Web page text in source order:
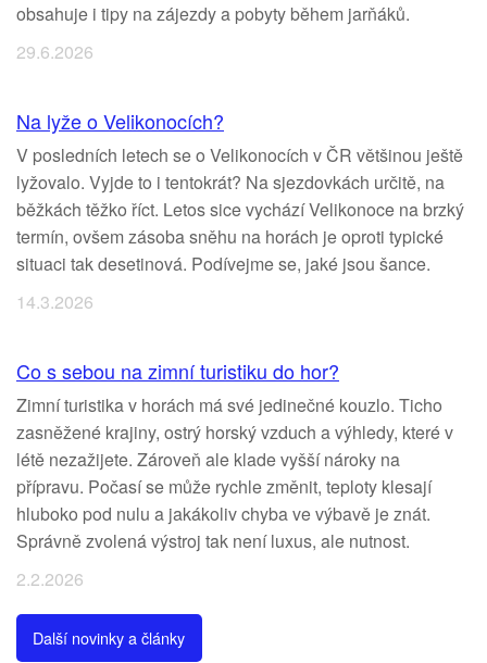
obsahuje i tipy na zájezdy a pobyty během jarňáků.
29.6.2026
Na lyže o Velikonocích?
V posledních letech se o Velikonocích v ČR většinou ještě
lyžovalo. Vyjde to i tentokrát? Na sjezdovkách určitě, na
běžkách těžko říct. Letos sice vychází Velikonoce na brzký
termín, ovšem zásoba sněhu na horách je oproti typické
situaci tak desetinová. Podívejme se, jaké jsou šance.
14.3.2026
Co s sebou na zimní turistiku do hor?
Zimní turistika v horách má své jedinečné kouzlo. Ticho
zasněžené krajiny, ostrý horský vzduch a výhledy, které v
létě nezažijete. Zároveň ale klade vyšší nároky na
přípravu. Počasí se může rychle změnit, teploty klesají
hluboko pod nulu a jakákoliv chyba ve výbavě je znát.
Správně zvolená výstroj tak není luxus, ale nutnost.
2.2.2026
Další novinky a články